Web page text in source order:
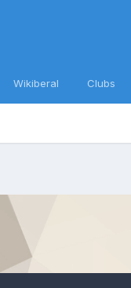
Wikiberal Clubs